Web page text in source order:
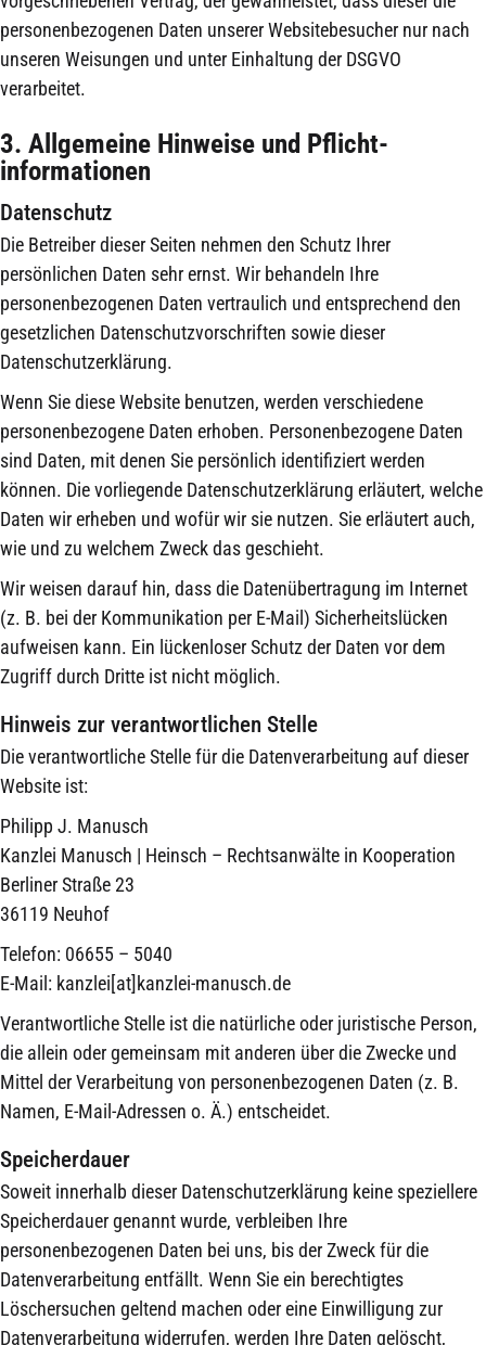
personenbezogenen Daten unserer Websitebesucher nur nach
unseren Weisungen und unter Einhaltung der DSGVO
verarbeitet.
3. Allgemeine Hinweise und Pflicht­
informationen
Datenschutz
Die Betreiber dieser Seiten nehmen den Schutz Ihrer
persönlichen Daten sehr ernst. Wir behandeln Ihre
personenbezogenen Daten vertraulich und entsprechend den
gesetzlichen Datenschutzvorschriften sowie dieser
Datenschutzerklärung.
Wenn Sie diese Website benutzen, werden verschiedene
personenbezogene Daten erhoben. Personenbezogene Daten
sind Daten, mit denen Sie persönlich identifiziert werden
können. Die vorliegende Datenschutzerklärung erläutert, welche
Daten wir erheben und wofür wir sie nutzen. Sie erläutert auch,
wie und zu welchem Zweck das geschieht.
Wir weisen darauf hin, dass die Datenübertragung im Internet
(z. B. bei der Kommunikation per E-Mail) Sicherheitslücken
aufweisen kann. Ein lückenloser Schutz der Daten vor dem
Zugriff durch Dritte ist nicht möglich.
Hinweis zur verantwortlichen Stelle
Die verantwortliche Stelle für die Datenverarbeitung auf dieser
Website ist:
Philipp J. Manusch
Kanzlei Manusch | Heinsch – Rechtsanwälte in Kooperation
Berliner Straße 23
36119 Neuhof
Telefon: 06655 – 5040
E-Mail: kanzlei[at]kanzlei-manusch.de
Verantwortliche Stelle ist die natürliche oder juristische Person,
die allein oder gemeinsam mit anderen über die Zwecke und
Mittel der Verarbeitung von personenbezogenen Daten (z. B.
Namen, E-Mail-Adressen o. Ä.) entscheidet.
Speicherdauer
Soweit innerhalb dieser Datenschutzerklärung keine speziellere
Speicherdauer genannt wurde, verbleiben Ihre
personenbezogenen Daten bei uns, bis der Zweck für die
Datenverarbeitung entfällt. Wenn Sie ein berechtigtes
Löschersuchen geltend machen oder eine Einwilligung zur
Datenverarbeitung widerrufen, werden Ihre Daten gelöscht,